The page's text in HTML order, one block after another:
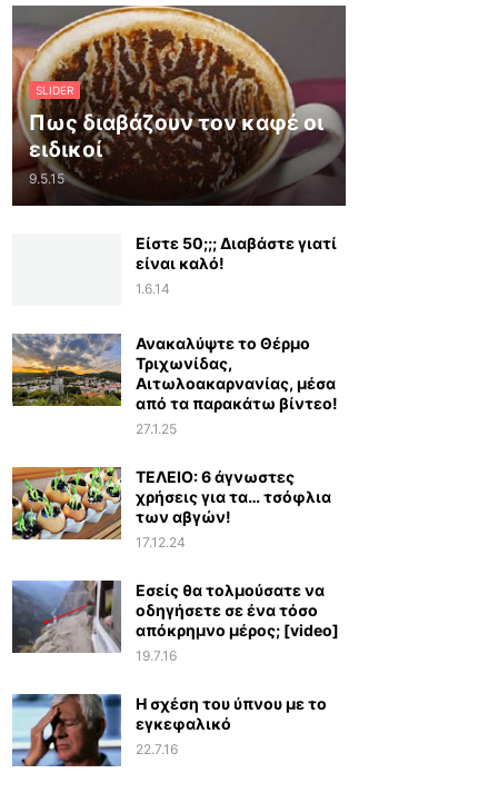
SLIDER
Πως διαβάζουν τον καφέ οι
ειδικοί
9.5.15
Είστε 50;;; Διαβάστε γιατί
είναι καλό!
1.6.14
Ανακαλύψτε το Θέρμο
Τριχωνίδας,
Αιτωλοακαρνανίας, μέσα
από τα παρακάτω βίντεο!
27.1.25
ΤΕΛΕΙΟ: 6 άγνωστες
χρήσεις για τα… τσόφλια
των αβγών!
17.12.24
Εσείς θα τολμούσατε να
οδηγήσετε σε ένα τόσο
απόκρημνο μέρος; [video]
19.7.16
Η σχέση του ύπνου με το
εγκεφαλικό
22.7.16